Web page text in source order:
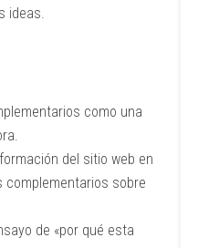
ideas.
como una
del sitio web en
complementarios sobre
de «por qué esta